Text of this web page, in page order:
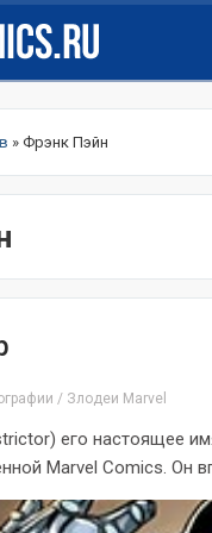
» Фрэнк Пэйн
/ Злодеи Marvel
его настоящее
Marvel Comics. Он